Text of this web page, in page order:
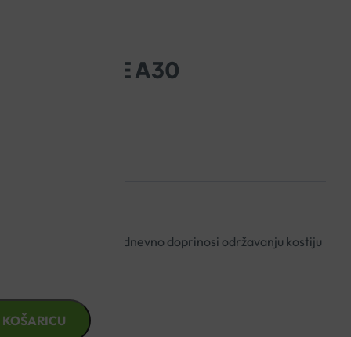
KAPSULE A30
u samo jednoj kapsuli dnevno doprinosi održavanju kostiju